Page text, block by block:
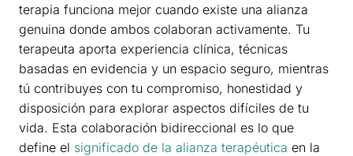
terapia funciona mejor cuando existe una alianza
genuina donde ambos colaboran activamente. Tu
terapeuta aporta experiencia clínica, técnicas
basadas en evidencia y un espacio seguro, mientras
tú contribuyes con tu compromiso, honestidad y
disposición para explorar aspectos difíciles de tu
vida. Esta colaboración bidireccional es lo que
define el significado de la alianza terapéutica en la